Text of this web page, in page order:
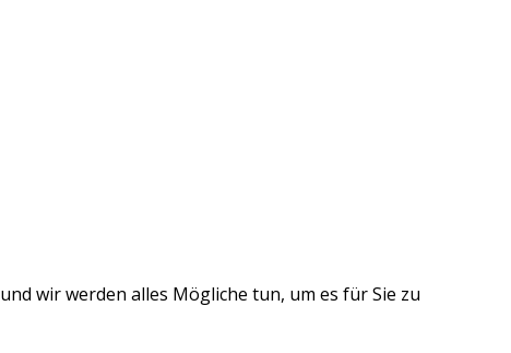
und wir werden alles Mögliche tun, um es für Sie zu